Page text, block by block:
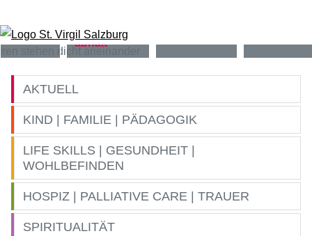
AKTUELL
KIND | FAMILIE | PÄDAGOGIK
LIFE SKILLS | GESUNDHEIT |
WOHLBEFINDEN
HOSPIZ | PALLIATIVE CARE | TRAUER
SPIRITUALITÄT